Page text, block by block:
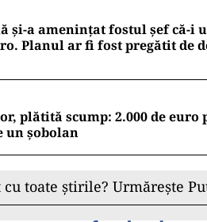
și-a amenințat fostul șef că-i
Planul ar fi fost pregătit de
plătită scump: 2.000 de euro
un șobolan
toate știrile? Urmărește